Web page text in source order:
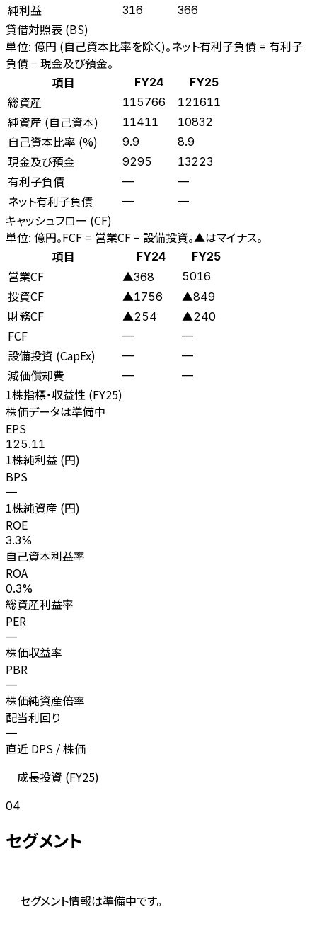
純利益 316 366
貸借対照表 (BS)
単位: 億円 (自己資本比率を除く)。ネット有利子負債 = 有利子
負債 − 現金及び預金。
項目
FY24 FY25
総資産 115766 121611
純資産 (自己資本) 11411 10832
自己資本比率 (%) 9.9 8.9
現金及び預金 9295 13223
有利子負債 — —
ネット有利子負債 — —
キャッシュフロー (CF)
単位: 億円。FCF = 営業CF − 設備投資。▲はマイナス。
項目
FY24 FY25
営業CF ▲368 5016
投資CF ▲1756 ▲849
財務CF ▲254 ▲240
FCF — —
設備投資 (CapEx) — —
減価償却費 — —
1株指標・収益性 (FY25)
株価データは準備中
EPS
125.11
1株純利益 (円)
BPS
—
1株純資産 (円)
ROE
3.3%
自己資本利益率
ROA
0.3%
総資産利益率
PER
—
株価収益率
PBR
—
株価純資産倍率
配当利回り
—
直近 DPS / 株価
成長投資 (FY25)
04
セグメント
セグメント情報は準備中です。